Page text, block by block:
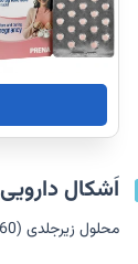
اَشکال دارویی
محلول زیرجلدی (60 میلی گرم در میلی لیتر)